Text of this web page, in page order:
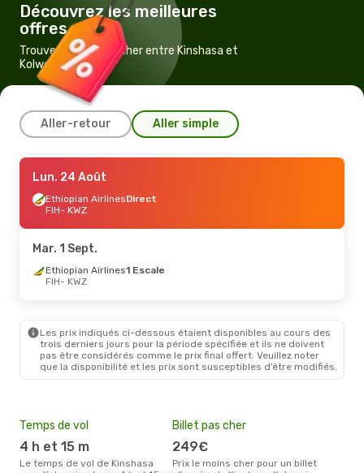
Découvrez les meilleures
offres
Trouvez un vol pas cher entre Kinshasa et
Kolwezi
Aller-retour Aller simple
Mer. 26 Août- Sam. 29 Août
Ethiopian Airlines1 Escale
FIH- KWZ
KWZ- FIH
Lun. 24 Août
Ethiopian AirlinesDirect
FIH- KWZ
Mar. 1 Sept.
Ethiopian Airlines1 Escale
FIH- KWZ
Les prix indiqués ci-dessous étaient disponibles au cours des
trois derniers jours pour la période spécifiée et ils ne doivent
pas être considérés comme le prix final offert. Veuillez noter
que la disponibilité et les prix sont susceptibles d’être modifiés.
Temps de vol
4 h et 15 m
Le temps de vol de Kinshasa
Billet pas cher
249€
Prix le moins cher pour un billet